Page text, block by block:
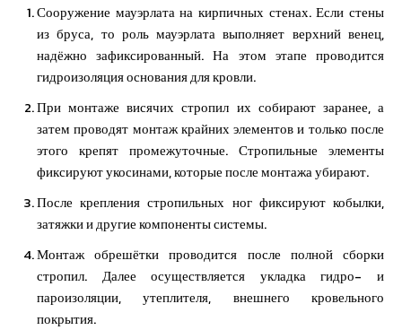
Сооружение мауэрлата на кирпичных стенах. Если стены
из бруса, то роль мауэрлата выполняет верхний венец,
надёжно зафиксированный. На этом этапе проводится
гидроизоляция основания для кровли.
При монтаже висячих стропил их собирают заранее, а
затем проводят монтаж крайних элементов и только после
этого крепят промежуточные. Стропильные элементы
фиксируют укосинами, которые после монтажа убирают.
После крепления стропильных ног фиксируют кобылки,
затяжки и другие компоненты системы.
Монтаж обрешётки проводится после полной сборки
стропил. Далее осуществляется укладка гидро- и
пароизоляции, утеплителя, внешнего кровельного
покрытия.